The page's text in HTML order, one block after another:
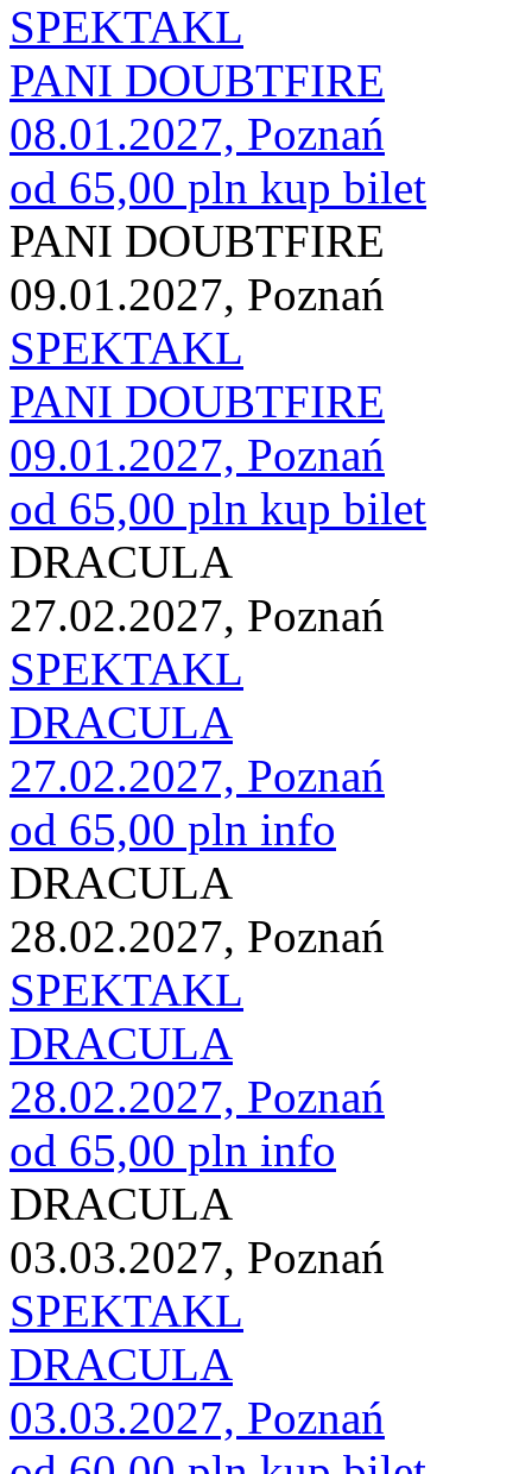
SPEKTAKL
PANI DOUBTFIRE
08.01.2027, Poznań
od 65,00 pln kup bilet
PANI DOUBTFIRE
09.01.2027, Poznań
SPEKTAKL
PANI DOUBTFIRE
09.01.2027, Poznań
od 65,00 pln kup bilet
DRACULA
27.02.2027, Poznań
SPEKTAKL
DRACULA
27.02.2027, Poznań
od 65,00 pln info
DRACULA
28.02.2027, Poznań
SPEKTAKL
DRACULA
28.02.2027, Poznań
od 65,00 pln info
DRACULA
03.03.2027, Poznań
SPEKTAKL
DRACULA
03.03.2027, Poznań